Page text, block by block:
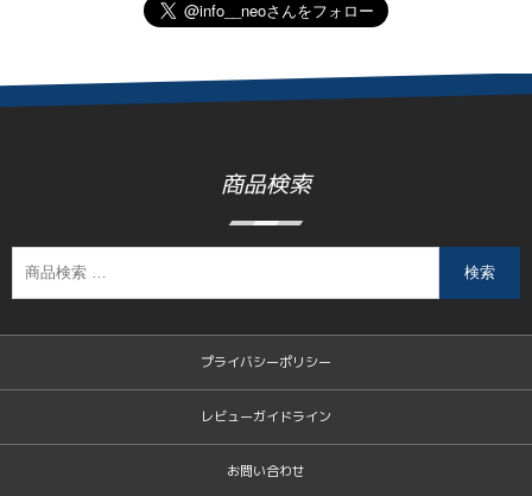
商品検索
検索
プライバシーポリシー
レビューガイドライン
お問い合わせ